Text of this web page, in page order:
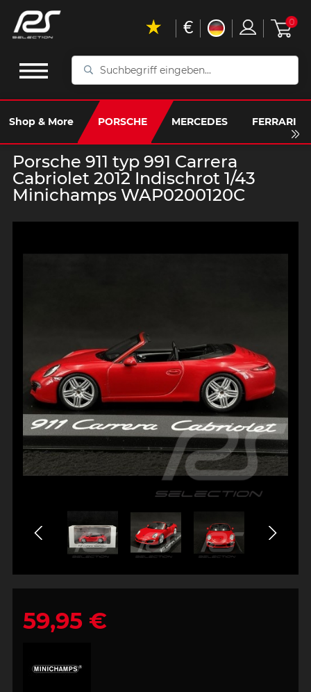
Suchbegriff
Shop & More PORSCHE MERCEDES FERRARI
€ 0
Porsche 911 typ 991 Carrera
Cabriolet 2012 Indischrot 1/43
Minichamps WAP0200120C
59,95 €